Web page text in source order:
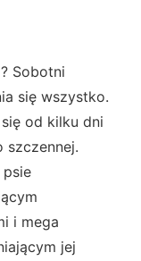
Sobotni
się wszystko.
od kilku dni
szczennej.
i mega
jej